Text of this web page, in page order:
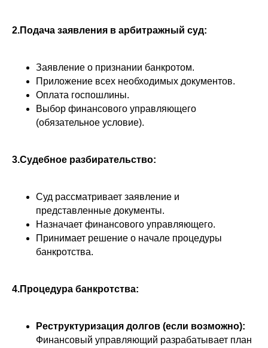
2.Подача заявления в арбитражный суд:
Заявление о признании банкротом.
Приложение всех необходимых документов.
Оплата госпошлины.
Выбор финансового управляющего
(обязательное условие).
3.Судебное разбирательство:
Суд рассматривает заявление и
представленные документы.
Назначает финансового управляющего.
Принимает решение о начале процедуры
банкротства.
4.Процедура банкротства:
Реструктуризация долгов (если возможно):
Финансовый управляющий разрабатывает план